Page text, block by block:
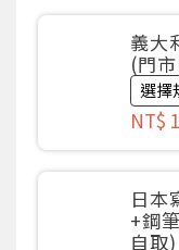
義大
(門
NT$
日本
+鋼
自取)